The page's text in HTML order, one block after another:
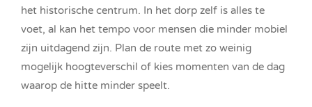
het historische centrum. In het dorp zelf is alles te
voet, al kan het tempo voor mensen die minder mobiel
zijn uitdagend zijn. Plan de route met zo weinig
mogelijk hoogteverschil of kies momenten van de dag
waarop de hitte minder speelt.